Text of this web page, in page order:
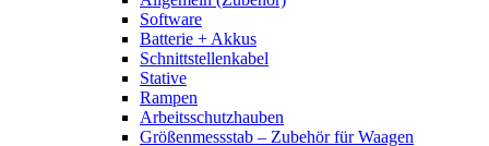
Software
Batterie + Akkus
Schnittstellenkabel
Stative
Rampen
Arbeitsschutzhauben
Größenmessstab – Zubehör für Waagen